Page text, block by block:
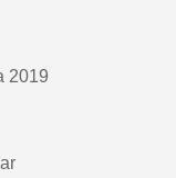
2019